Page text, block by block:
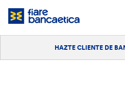
Saltar
HAZTE CLIENTE DE